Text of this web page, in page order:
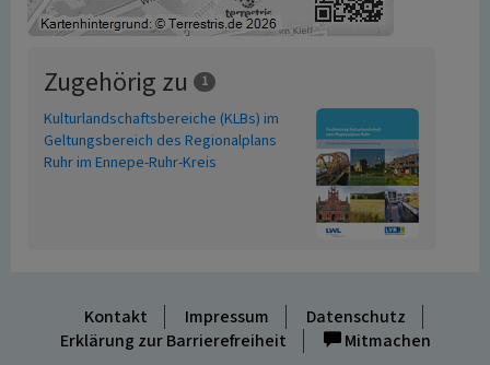
Zugehörig zu 1
Kulturlandschaftsbereiche (KLBs) im
Geltungsbereich des Regionalplans
Ruhr im Ennepe-Ruhr-Kreis
Kontakt Impressum
Datenschutz
Erklärung zur Barrierefreiheit
Mitmachen